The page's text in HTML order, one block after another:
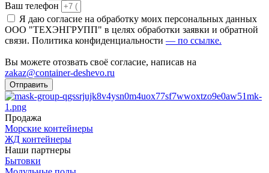
Ваш телефон
Я даю согласие на обработку моих персональных данных
ООО "ТЕХЭНГРУПП" в целях обработки заявки и обратной
связи. Политика конфиденциальности — по ссылке.
Вы можете отозвать своё согласие, написав на
zakaz@container-deshevo.ru
Отправить
Продажа
Морские контейнеры
ЖД контейнеры
Наши партнеры
Бытовки